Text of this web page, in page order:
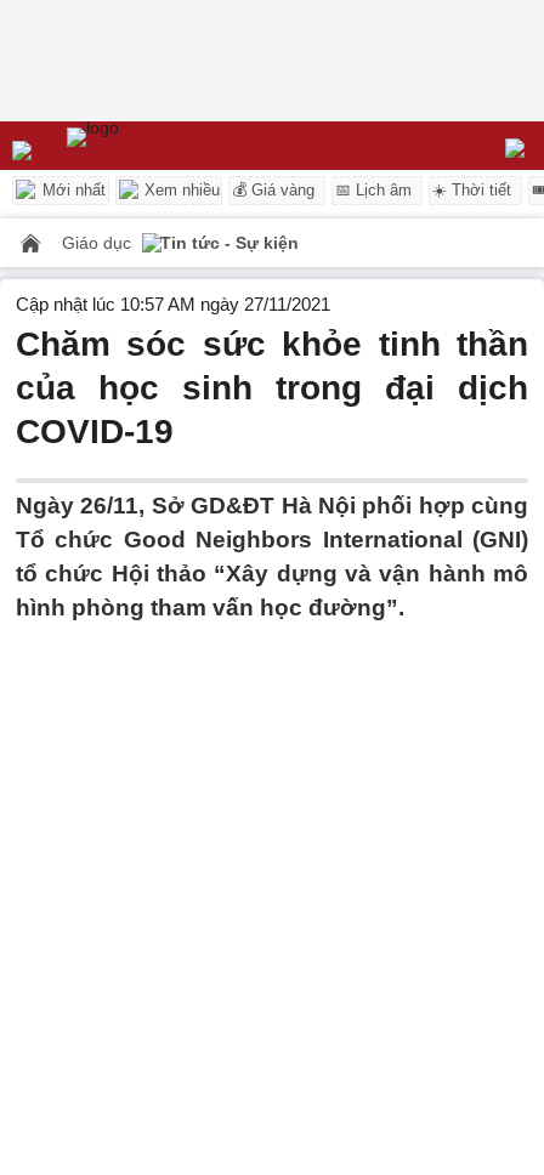
Mới nhất Xem nhiều 💰 Giá vàng 📅 Lịch âm ☀️ Thời tiết
Giáo dục Tin tức - Sự kiện
Cập nhật lúc 10:57 AM ngày 27/11/2021
Chăm sóc sức khỏe tinh thần
của học sinh trong đại dịch
COVID-19
Ngày 26/11, Sở GD&ĐT Hà Nội phối hợp cùng
Tổ chức Good Neighbors International (GNI)
tổ chức Hội thảo “Xây dựng và vận hành mô
hình phòng tham vấn học đường”.